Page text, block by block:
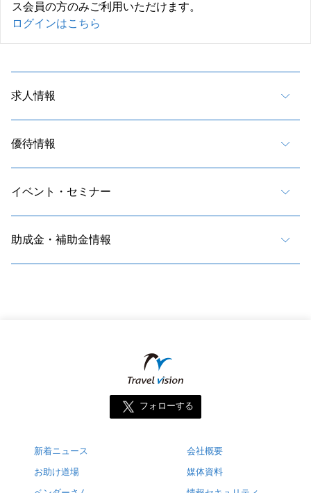
ス会員の方のみご利用いただけます。
ログインはこちら
求人情報
優待情報
イベント・セミナー
助成金・補助金情報
フォローする
新着ニュース
お助け道場
会社概要
媒体資料